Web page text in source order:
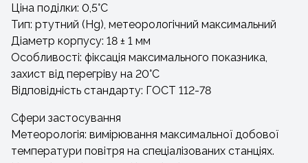
Ціна поділки: 0,5°C
Тип: ртутний (Hg), метеорологічний максимальний
Діаметр корпусу: 18 ± 1 мм
Особливості: фіксація максимального показника,
захист від перегріву на 20°C
Відповідність стандарту: ГОСТ 112-78
Сфери застосування
Метеорологія: вимірювання максимальної добової
температури повітря на спеціалізованих станціях.